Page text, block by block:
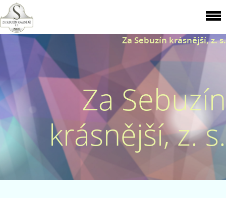
Za Sebuzín krásnější, z. s.
Za Sebuzín
krásnější, z. s.